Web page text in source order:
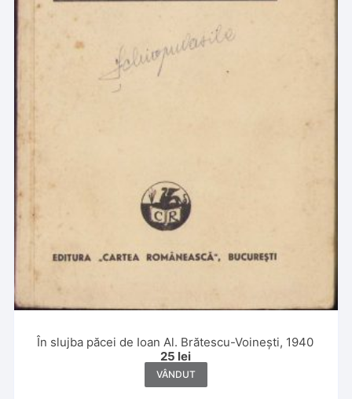
În slujba păcei de Ioan Al. Brătescu-Voinești, 1940
25 lei
VÂNDUT